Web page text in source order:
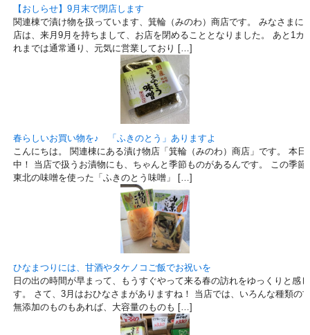
【おしらせ】9月末で閉店します
関連棟で漬け物を扱っています、箕輪（みのわ）商店です。 みなさまに
店は、来月9月を持ちまして、お店を閉めることとなりました。 あと1カ
れまでは通常通り、元気に営業しており […]
春らしいお買い物を♪ 「ふきのとう」ありますよ
こんにちは。 関連棟にある漬け物店「箕輪（みのわ）商店」です。 本
中！ 当店で扱うお漬物にも、ちゃんと季節ものがあるんです。 この季
東北の味噌を使った「ふきのとう味噌」 […]
ひなまつりには、甘酒やタケノコご飯でお祝いを
日の出の時間が早まって、もうすぐやって来る春の訪れをゆっくりと感
す。 さて、3月はおひなさまがありますね！ 当店では、いろんな種類の
無添加のものもあれば、大容量のものも […]